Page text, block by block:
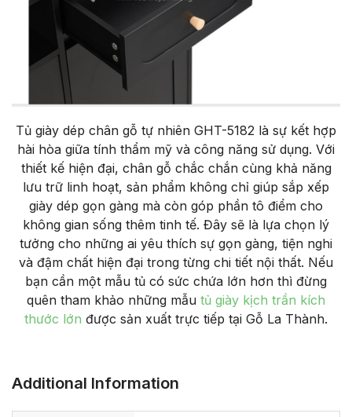
Tủ giày dép chân gỗ tự nhiên GHT-5182 là sự kết hợp
hài hòa giữa tính thẩm mỹ và công năng sử dụng. Với
thiết kế hiện đại, chân gỗ chắc chắn cùng khả năng
lưu trữ linh hoạt, sản phẩm không chỉ giúp sắp xếp
giày dép gọn gàng mà còn góp phần tô điểm cho
không gian sống thêm tinh tế. Đây sẽ là lựa chọn lý
tưởng cho những ai yêu thích sự gọn gàng, tiện nghi
và đậm chất hiện đại trong từng chi tiết nội thất. Nếu
bạn cần một mẫu tủ có sức chứa lớn hơn thì đừng
quên tham khảo những mẫu tủ giày kịch trần kích
thước lớn được sản xuất trực tiếp tại Gỗ La Thành.
Additional Information